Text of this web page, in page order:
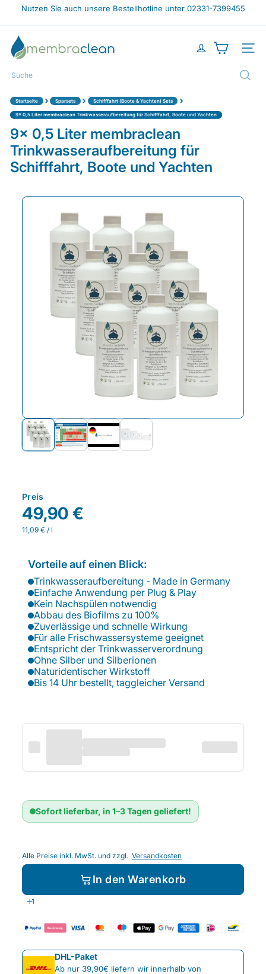
Direkt
Inhalt
Diashow
Nutzen Sie auch unsere Bestellhotline unter 02331-7399455
m
e
m
b
c
l
e
a
n
-
s
Suche
Startseite › Sparsets › Schifffahrt (Boote & Yachten) Sets ›
9x 0,5 Liter membraclean Trinkwasseraufbereitung für Schifffahrt, Boote und Yachten
9x 0,5 Liter membraclean
Trinkwasseraufbereitung für
Schifffahrt, Boote und Yachten
Preis
49,90 €
11,09 € / l
Vorteile auf einen Blick:
Trinkwasseraufbereitung - Made in Germany
Einfache Anwendung per Plug & Play
Kein Nachspülen notwendig
Abbau des Biofilms zu 100%
Zuverlässige und schnelle Wirkung
Für alle Frischwassersysteme geeignet
Entspricht der Trinkwasserverordnung
Ohne Silber und Silberionen
Naturidentischer Wirkstoff
Bis 14 Uhr bestellt, taggleicher Versand
Sofort lieferbar, in 1–3 Tagen geliefert!
Alle Preise inkl. MwSt. und zzgl. Versandkosten
In den Warenkorb
DHL-Paket
Ab nur 39,90€ liefern wir innerhalb von